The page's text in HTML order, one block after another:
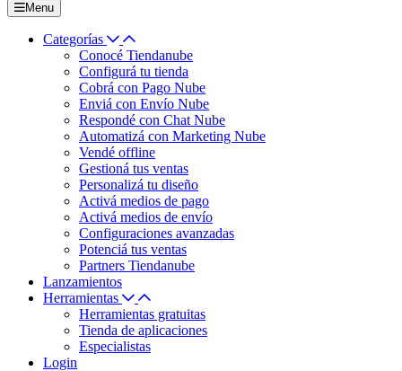
Menu
Categorías
Conocé Tiendanube
Configurá tu tienda
Cobrá con Pago Nube
Enviá con Envío Nube
Respondé con Chat Nube
Automatizá con Marketing Nube
Vendé offline
Gestioná tus ventas
Personalizá tu diseño
Activá medios de pago
Activá medios de envío
Configuraciones avanzadas
Potenciá tus ventas
Partners Tiendanube
Lanzamientos
Herramientas
Herramientas gratuitas
Tienda de aplicaciones
Especialistas
Login